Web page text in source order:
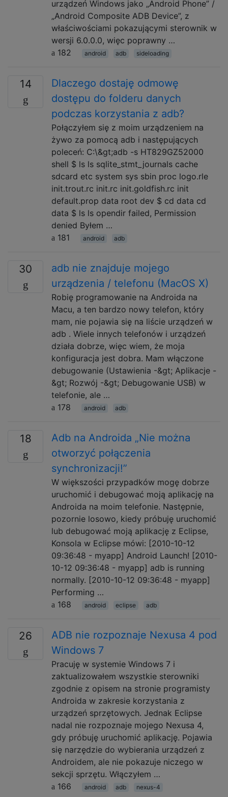
urządzeń Windows jako „Android Phone” /
„Android Composite ADB Device”, z
właściwościami pokazującymi sterownik w
wersji 6.0.0.0, więc poprawny …
182
android adb sideloading
14
Dlaczego dostaję odmowę
dostępu do folderu danych
podczas korzystania z adb?
Połączyłem się z moim urządzeniem na
żywo za pomocą adb i następujących
poleceń: C:\&gt;adb -s HT829GZ52000
shell $ ls ls sqlite_stmt_journals cache
sdcard etc system sys sbin proc logo.rle
init.trout.rc init.rc init.goldfish.rc init
default.prop data root dev $ cd data cd
data $ ls ls opendir failed, Permission
denied Byłem …
181
android adb
30
adb nie znajduje mojego
urządzenia / telefonu (MacOS X)
Robię programowanie na Androida na
Macu, a ten bardzo nowy telefon, który
mam, nie pojawia się na liście urządzeń w
adb . Wiele innych telefonów i urządzeń
działa dobrze, więc wiem, że moja
konfiguracja jest dobra. Mam włączone
debugowanie (Ustawienia -&gt; Aplikacje -
&gt; Rozwój -&gt; Debugowanie USB) w
telefonie, ale …
178
android adb
18
Adb na Androida „Nie można
otworzyć połączenia
synchronizacji!”
W większości przypadków mogę dobrze
uruchomić i debugować moją aplikację na
Androida na moim telefonie. Następnie,
pozornie losowo, kiedy próbuję uruchomić
lub debugować moją aplikację z Eclipse,
Konsola w Eclipse mówi: [2010-10-12
09:36:48 - myapp] Android Launch! [2010-
10-12 09:36:48 - myapp] adb is running
normally. [2010-10-12 09:36:48 - myapp]
Performing …
168
android eclipse adb
26
ADB nie rozpoznaje Nexusa 4 pod
Windows 7
Pracuję w systemie Windows 7 i
zaktualizowałem wszystkie sterowniki
zgodnie z opisem na stronie programisty
Androida w zakresie korzystania z
urządzeń sprzętowych. Jednak Eclipse
nadal nie rozpoznaje mojego Nexusa 4,
gdy próbuję uruchomić aplikację. Pojawia
się narzędzie do wybierania urządzeń z
Androidem, ale nie pokazuje niczego w
sekcji sprzętu. Włączyłem …
166
android adb nexus-4